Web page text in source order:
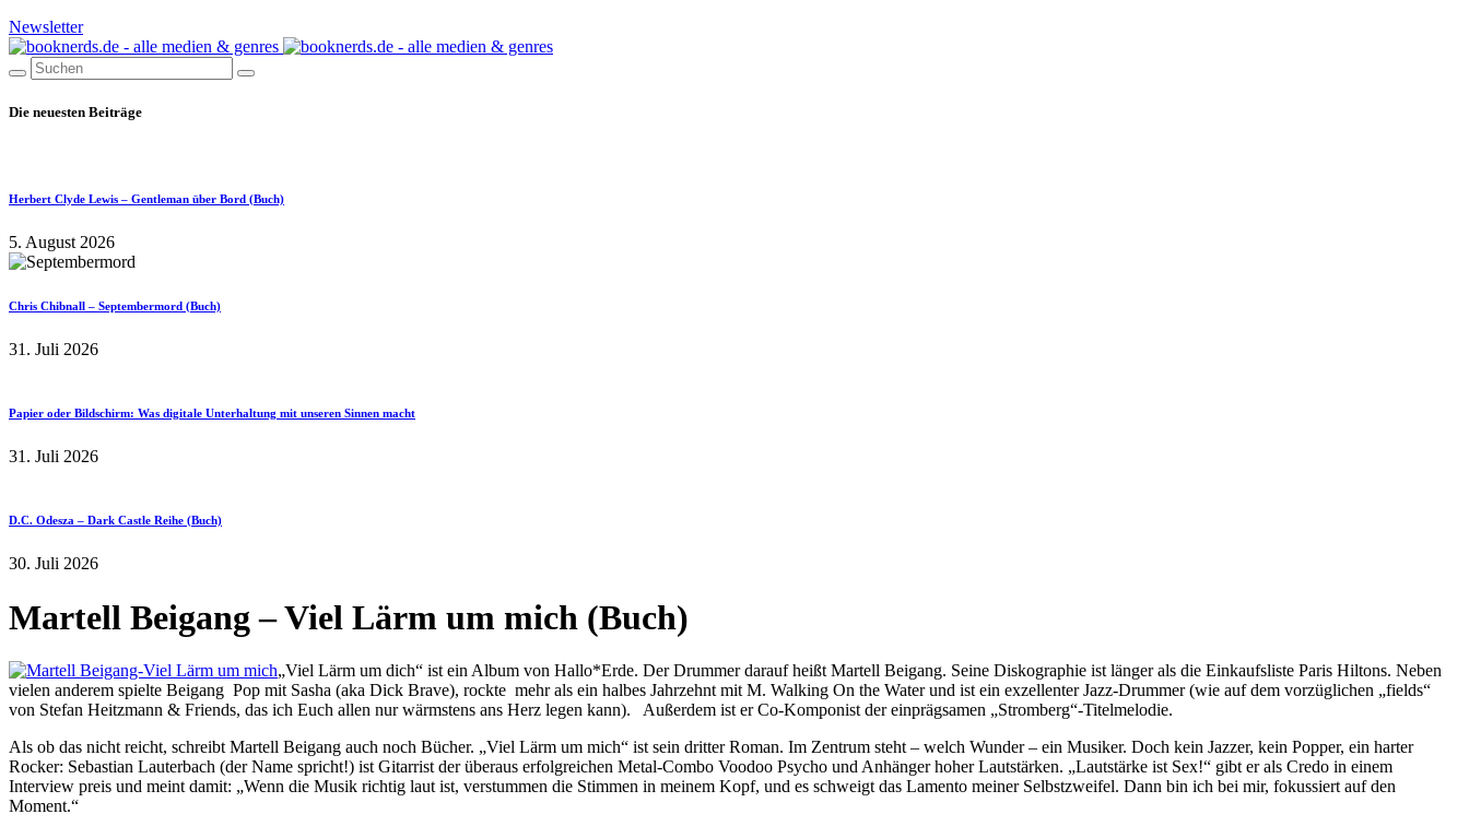
Newsletter
Die neuesten Beiträge
Herbert Clyde Lewis – Gentleman über Bord (Buch)
5. August 2026
Chris Chibnall – Septembermord (Buch)
31. Juli 2026
Papier oder Bildschirm: Was digitale Unterhaltung mit unseren Sinnen macht
31. Juli 2026
D.C. Odesza – Dark Castle Reihe (Buch)
30. Juli 2026
Martell Beigang – Viel Lärm um mich (Buch)
„Viel Lärm um dich“ ist ein Album von Hallo*Erde. Der Drummer darauf heißt Martell Beigang. Seine Diskographie ist länger als die Einkaufsliste Paris Hiltons. Neben
vielen anderem spielte Beigang Pop mit Sasha (aka Dick Brave), rockte mehr als ein halbes Jahrzehnt mit M. Walking On the Water und ist ein exzellenter Jazz-Drummer (wie auf dem vorzüglichen „fields“
von Stefan Heitzmann & Friends, das ich Euch allen nur wärmstens ans Herz legen kann). Außerdem ist er Co-Komponist der einprägsamen „Stromberg“-Titelmelodie.
Als ob das nicht reicht, schreibt Martell Beigang auch noch Bücher. „Viel Lärm um mich“ ist sein dritter Roman. Im Zentrum steht – welch Wunder – ein Musiker. Doch kein Jazzer, kein Popper, ein harter
Rocker: Sebastian Lauterbach (der Name spricht!) ist Gitarrist der überaus erfolgreichen Metal-Combo Voodoo Psycho und Anhänger hoher Lautstärken. „Lautstärke ist Sex!“ gibt er als Credo in einem
Interview preis und meint damit: „Wenn die Musik richtig laut ist, verstummen die Stimmen in meinem Kopf, und es schweigt das Lamento meiner Selbstzweifel. Dann bin ich bei mir, fokussiert auf den
Moment.“